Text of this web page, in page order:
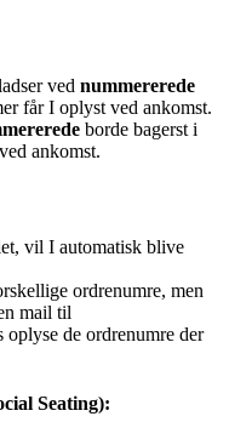
ved nummererede
får I oplyst ved ankomst.
borde bagerst i
ankomst.
vil I automatisk blive
ordrenumre, men
mail til
oplyse de ordrenumre der
Seating):